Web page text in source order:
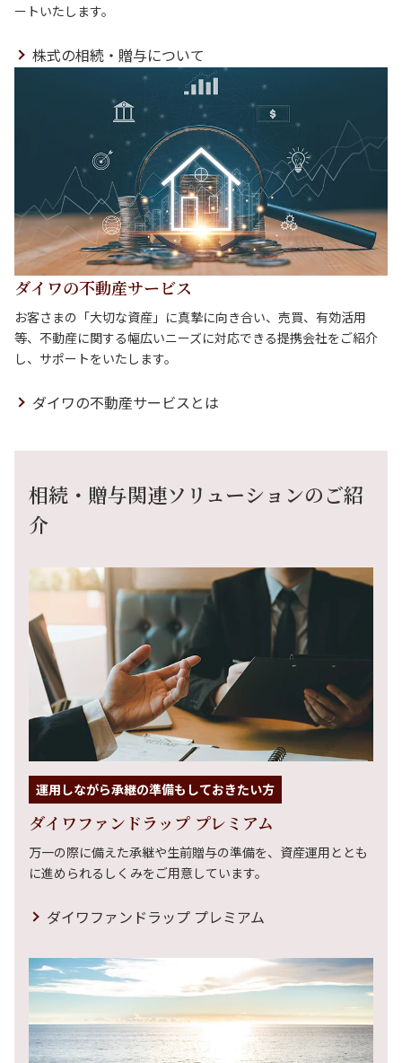
ートいたします。
株式の相続・贈与について
ダイワの不動産サービス
お客さまの「大切な資産」に真摯に向き合い、売買、有効活用
等、不動産に関する幅広いニーズに対応できる提携会社をご紹介
し、サポートをいたします。
ダイワの不動産サービスとは
相続・贈与関連ソリューションのご紹
介
運用しながら承継の準備もしておきたい方
ダイワファンドラップ プレミアム
万一の際に備えた承継や生前贈与の準備を、資産運用ととも
に進められるしくみをご用意しています。
ダイワファンドラップ プレミアム